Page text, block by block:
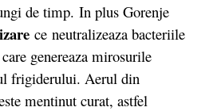
de timp. In plus Gorenje
ce neutralizeaza bacteriile
genereaza mirosurile
frigiderului. Aerul din
mentinut curat, astfel